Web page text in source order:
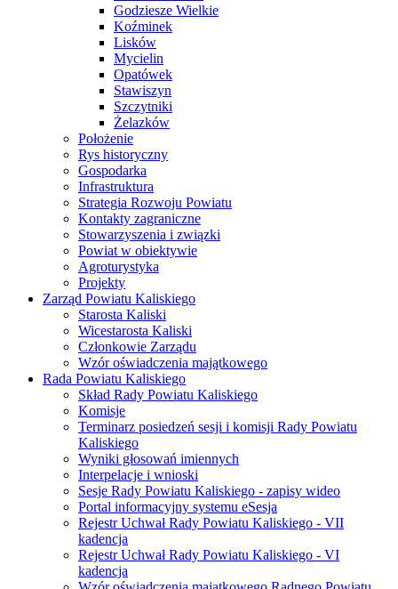
Godziesze Wielkie
Koźminek
Lisków
Mycielin
Opatówek
Stawiszyn
Szczytniki
Żelazków
Położenie
Rys historyczny
Gospodarka
Infrastruktura
Strategia Rozwoju Powiatu
Kontakty zagraniczne
Stowarzyszenia i związki
Powiat w obiektywie
Agroturystyka
Projekty
Zarząd Powiatu Kaliskiego
Starosta Kaliski
Wicestarosta Kaliski
Członkowie Zarządu
Wzór oświadczenia majątkowego
Rada Powiatu Kaliskiego
Skład Rady Powiatu Kaliskiego
Komisje
Terminarz posiedzeń sesji i komisji Rady Powiatu
Kaliskiego
Wyniki głosowań imiennych
Interpelacje i wnioski
Sesje Rady Powiatu Kaliskiego - zapisy wideo
Portal informacyjny systemu eSesja
Rejestr Uchwał Rady Powiatu Kaliskiego - VII
kadencja
Rejestr Uchwał Rady Powiatu Kaliskiego - VI
kadencja